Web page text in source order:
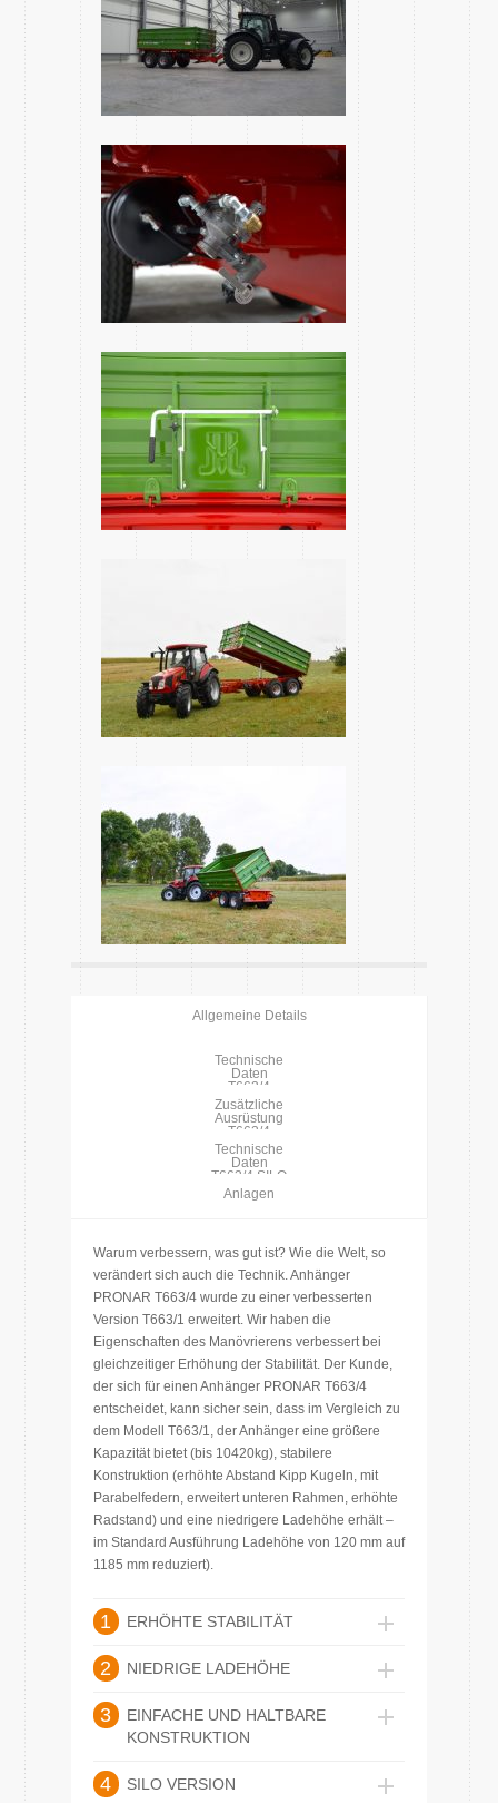
Allgemeine Details
Technische
Daten
T663/4
Zusätzliche
Ausrüstung
T663/4
Technische
Daten
T663/4 SILO
Anlagen
Warum verbessern, was gut ist? Wie die Welt, so
verändert sich auch die Technik. Anhänger
PRONAR T663/4 wurde zu einer verbesserten
Version T663/1 erweitert. Wir haben die
Eigenschaften des Manövrierens verbessert bei
gleichzeitiger Erhöhung der Stabilität. Der Kunde,
der sich für einen Anhänger PRONAR T663/4
entscheidet, kann sicher sein, dass im Vergleich zu
dem Modell T663/1, der Anhänger eine größere
Kapazität bietet (bis 10420kg), stabilere
Konstruktion (erhöhte Abstand Kipp Kugeln, mit
Parabelfedern, erweitert unteren Rahmen, erhöhte
Radstand) und eine niedrigere Ladehöhe erhält –
im Standard Ausführung Ladehöhe von 120 mm auf
1185 mm reduziert).
1 ERHÖHTE STABILITÄT
2 NIEDRIGE LADEHÖHE
3
EINFACHE UND HALTBARE
KONSTRUKTION
4 SILO VERSION